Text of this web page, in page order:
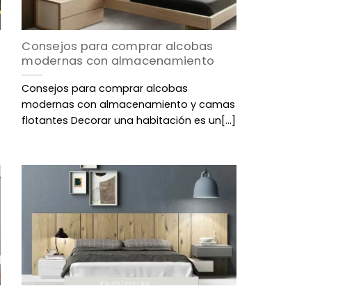
Consejos para comprar alcobas
modernas con almacenamiento
Consejos para comprar alcobas
modernas con almacenamiento y camas
flotantes Decorar una habitación es un[...]